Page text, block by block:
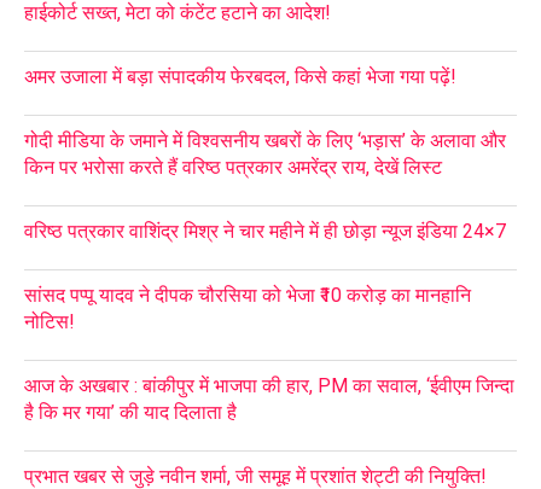
हाईकोर्ट सख्त, मेटा को कंटेंट हटाने का आदेश!
अमर उजाला में बड़ा संपादकीय फेरबदल, किसे कहां भेजा गया पढ़ें!
गोदी मीडिया के जमाने में विश्वसनीय खबरों के लिए ‘भड़ास’ के अलावा और
किन पर भरोसा करते हैं वरिष्ठ पत्रकार अमरेंद्र राय, देखें लिस्ट
वरिष्ठ पत्रकार वाशिंद्र मिश्र ने चार महीने में ही छोड़ा न्यूज इंडिया 24×7
सांसद पप्पू यादव ने दीपक चौरसिया को भेजा ₹10 करोड़ का मानहानि
नोटिस!
आज के अखबार : बांकीपुर में भाजपा की हार, PM का सवाल, ‘ईवीएम जिन्दा
है कि मर गया’ की याद दिलाता है
प्रभात खबर से जुड़े नवीन शर्मा, जी समूह में प्रशांत शेट्टी की नियुक्ति!